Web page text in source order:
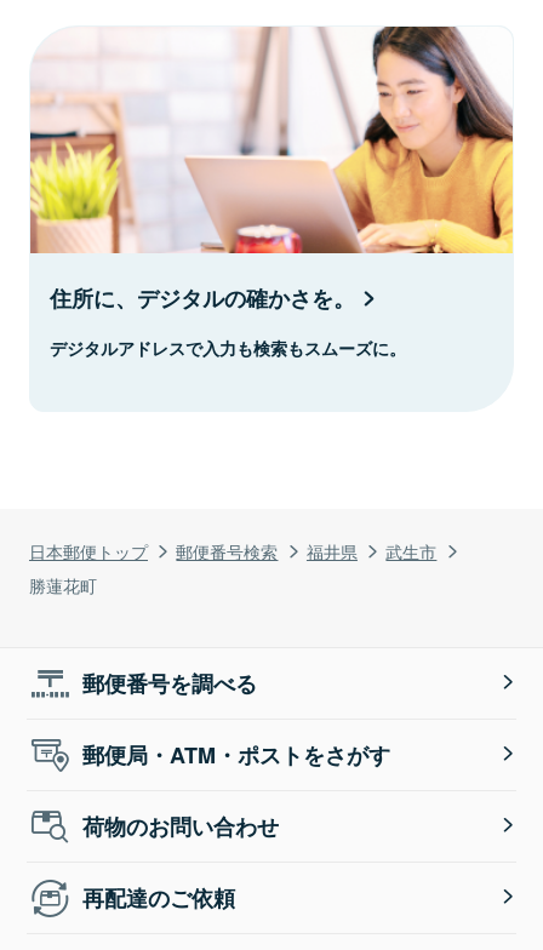
日本郵便トップ 郵便番号検索 福井県
武生市
勝蓮花町
住所に、デジタルの確かさを。
デジタルアドレスで入力も検索もスムーズに。
郵便番号を調べる
郵便局・ATM・ポストをさがす
荷物のお問い合わせ
再配達のご依頼